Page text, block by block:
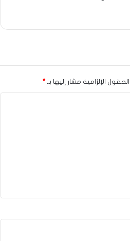
الحقول الإلزامية مشار إليها بـ *